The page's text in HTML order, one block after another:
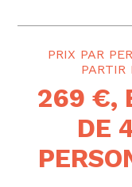
PRIX PAR
269 €,
DE